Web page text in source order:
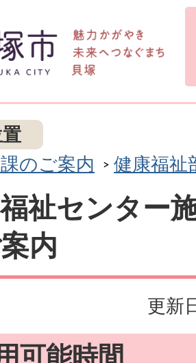
のご案内 健康福祉
祉センター
内
更新
可能時間